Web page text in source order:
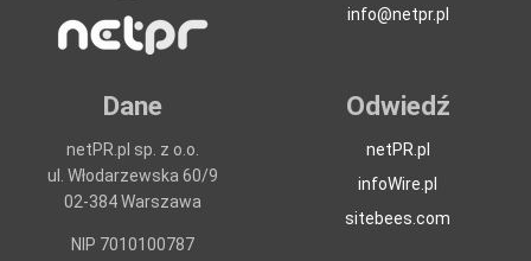
info@netpr.pl
Dane
netPR.pl sp. z o.o.
ul. Włodarzewska 60/9
02-384 Warszawa
NIP 7010100787
Odwiedź
netPR.pl
infoWire.pl
sitebees.com